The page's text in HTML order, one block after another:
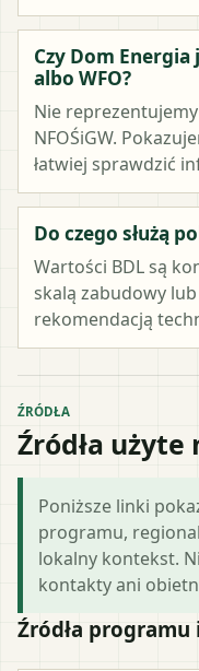
Czy Dom
albo WFO?
Nie
NFOŚiGW.
łatwiej sprawdzić
Do czego służą
Wartości BDL są
skalą zabudowy
rekomendacją
ŹRÓDŁA
Źródła
Poniższe linki
programu,
lokalny kontekst.
kontakty ani
Źródła programu